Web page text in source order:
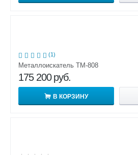
(1)
Металлоискатель ТМ-808
175 200 руб.
В КОРЗИНУ